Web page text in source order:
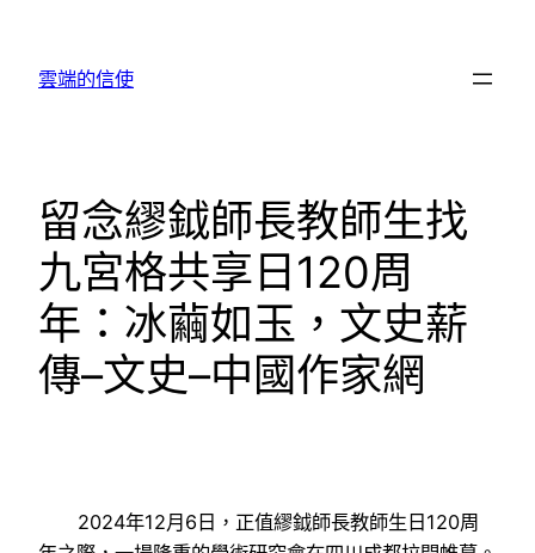
雲端的信使
留念繆鉞師長教師生找
九宮格共享日120周
年：冰繭如玉，文史薪
傳–文史–中國作家網
2024年12月6日，正值繆鉞師長教師生日120周